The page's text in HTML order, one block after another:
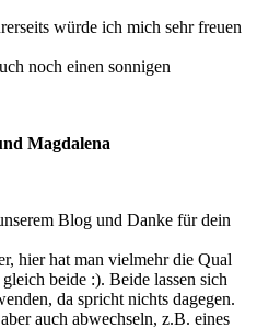
würde ich mich sehr freuen
noch einen sonnigen
Magdalena
Blog und Danke für dein
hier hat man vielmehr die Qual
beide :). Beide lassen sich
da spricht nichts dagegen.
auch abwechseln, z.B. eines